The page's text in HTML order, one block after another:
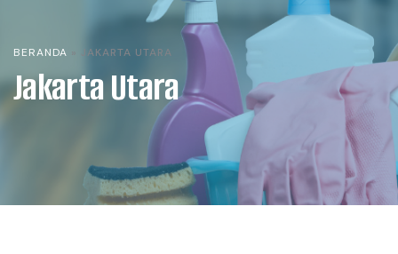
BERANDA JAKARTA UTARA
Jakarta Utara